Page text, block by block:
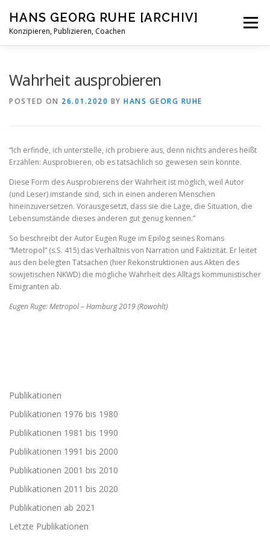
content
HANS GEORG RUHE [ARCHIV]
Konzipieren, Publizieren, Coachen
Menu
Wahrheit ausprobieren
POSTED ON 26.01.2020 BY HANS GEORG RUHE
“Ich erfinde, ich unterstelle, ich probiere aus, denn nichts anderes heißt
Erzählen: Ausprobieren, ob es tatsächlich so gewesen sein könnte.
Diese Form des Ausprobierens der Wahrheit ist möglich, weil Autor
(und Leser) imstande sind, sich in einen anderen Menschen
hineinzuversetzen. Vorausgesetzt, dass sie die Lage, die Situation, die
Lebensumstände dieses anderen gut genug kennen.”
So beschreibt der Autor Eugen Ruge im Epilog seines Romans
“Metropol” (s.S. 415) das Verhältnis von Narration und Faktizität. Er leitet
aus den belegten Tatsachen (hier Rekonstruktionen aus Akten des
sowjetischen NKWD) die mögliche Wahrheit des Alltags kommunistischer
Emigranten ab.
Eugen Ruge: Metropol – Hamburg 2019 (Rowohlt)
Publikationen
Publikationen 1976 bis 1980
Publikationen 1981 bis 1990
Publikationen 1991 bis 2000
Publikationen 2001 bis 2010
Publikationen 2011 bis 2020
Publikationen ab 2021
Letzte Publikationen